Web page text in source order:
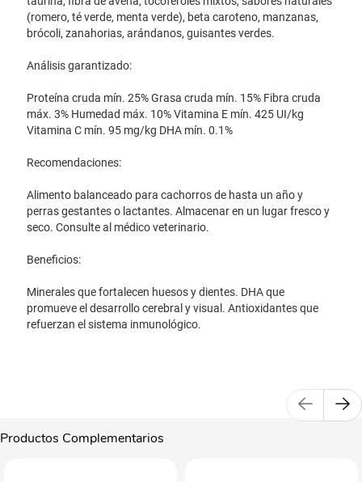
(romero, té verde, menta verde), beta caroteno, manzanas,
brócoli, zanahorias, arándanos, guisantes verdes.
Análisis garantizado:
Proteína cruda mín. 25% Grasa cruda mín. 15% Fibra cruda
máx. 3% Humedad máx. 10% Vitamina E mín. 425 UI/kg
Vitamina C mín. 95 mg/kg DHA mín. 0.1%
Recomendaciones:
Alimento balanceado para cachorros de hasta un año y
perras gestantes o lactantes. Almacenar en un lugar fresco y
seco. Consulte al médico veterinario.
Beneficios:
Minerales que fortalecen huesos y dientes. DHA que
promueve el desarrollo cerebral y visual. Antioxidantes que
refuerzan el sistema inmunológico.
Productos Complementarios